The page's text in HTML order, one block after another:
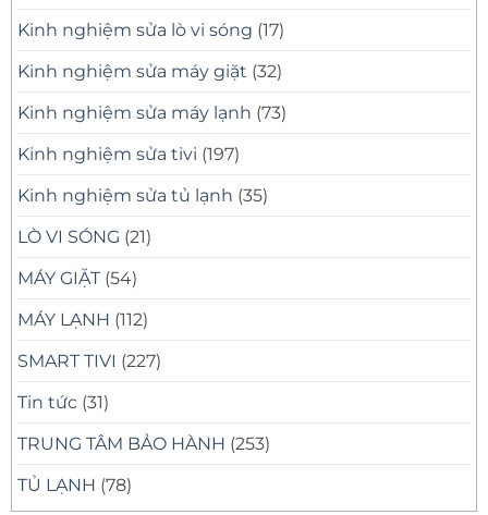
Kinh nghiệm sửa lò vi sóng (17)
Kinh nghiệm sửa máy giặt (32)
Kinh nghiệm sửa máy lạnh (73)
Kinh nghiệm sửa tivi (197)
Kinh nghiệm sửa tủ lạnh (35)
LÒ VI SÓNG (21)
MÁY GIẶT (54)
MÁY LẠNH (112)
SMART TIVI (227)
Tin tức (31)
TRUNG TÂM BẢO HÀNH (253)
TỦ LẠNH (78)